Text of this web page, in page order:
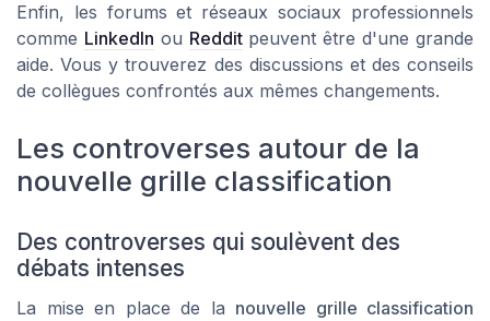
Enfin, les forums et réseaux sociaux professionnels
comme LinkedIn ou Redditpeuvent être d'une grande
aide. Vous y trouverez des discussions et des conseils
de collègues confrontés aux mêmes changements.
Les controverses autour de la
nouvelle grille classification
Des controverses qui soulèvent des
débats intenses
La mise en place de la nouvelle grille classification